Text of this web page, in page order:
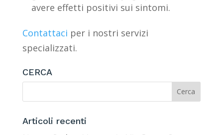
avere effetti positivi sui sintomi.
Contattaci per i nostri servizi
specializzati.
CERCA
Articoli recenti